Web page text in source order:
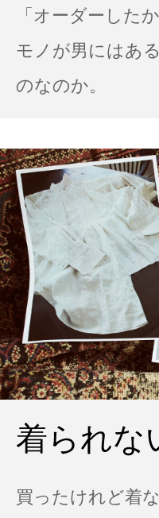
「オーダーした
モノが男にはあ
のなのか。
着られな
買ったけれど着